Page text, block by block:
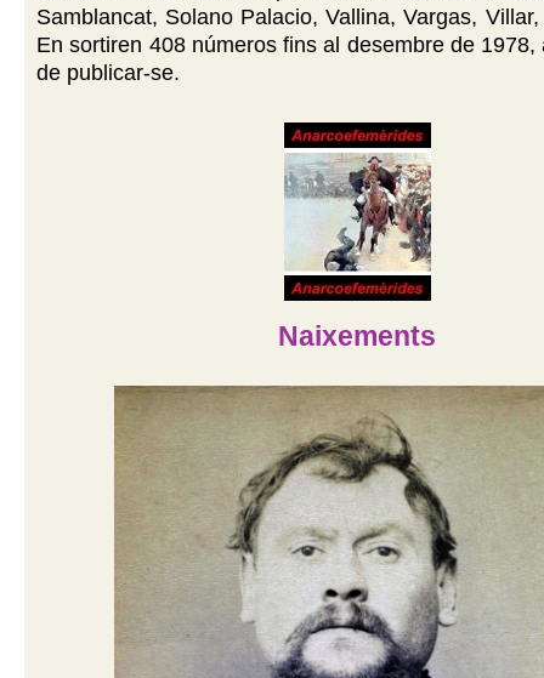
Samblancat, Solano Palacio, Vallina, Vargas,
En sortiren 408 números fins al desembre de 1978,
de publicar-se.
Naixements